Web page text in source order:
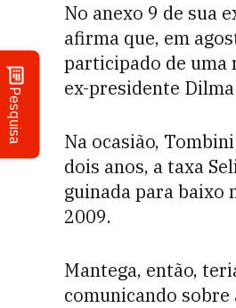
Pesquisa
No anexo 9 de sua
afirma que, em
participado de uma
ex-presidente
Na ocasião,
dois anos, a taxa
guinada para baixo
2009.
Mantega, então,
comunicando sobre